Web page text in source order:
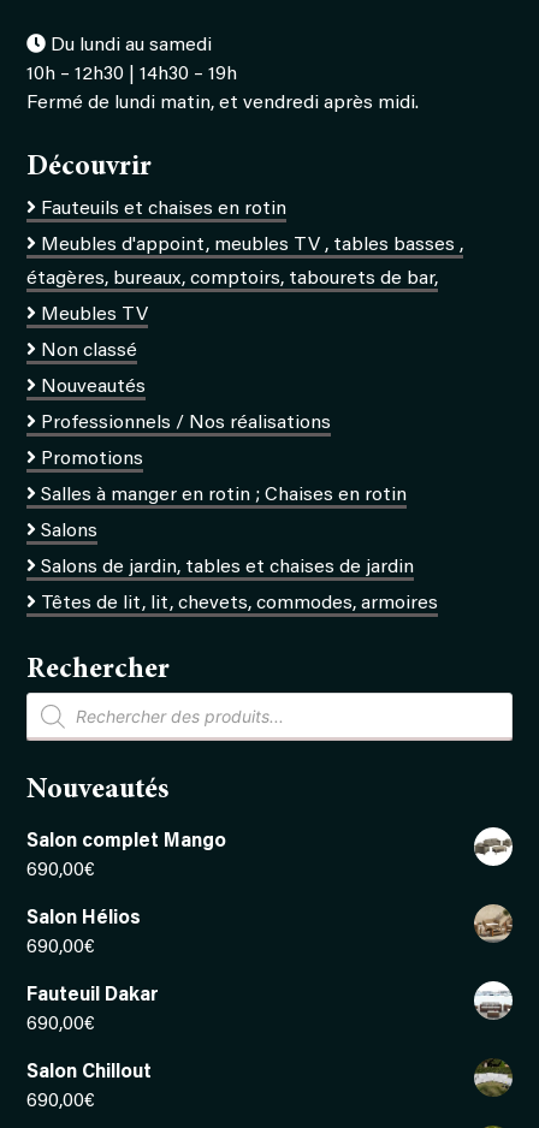
Du lundi au samedi
10h – 12h30 | 14h30 – 19h
Fermé de lundi matin, et vendredi après midi.
Découvrir
Fauteuils et chaises en rotin
Meubles d'appoint, meubles TV , tables basses ,
étagères, bureaux, comptoirs, tabourets de bar,
Meubles TV
Non classé
Nouveautés
Professionnels / Nos réalisations
Promotions
Salles à manger en rotin ; Chaises en rotin
Salons
Salons de jardin, tables et chaises de jardin
Têtes de lit, lit, chevets, commodes, armoires
Rechercher
Recherche
de
produits
Nouveautés
Salon complet Mango
690,00€
Salon Hélios
690,00€
Fauteuil Dakar
690,00€
Salon Chillout
690,00€